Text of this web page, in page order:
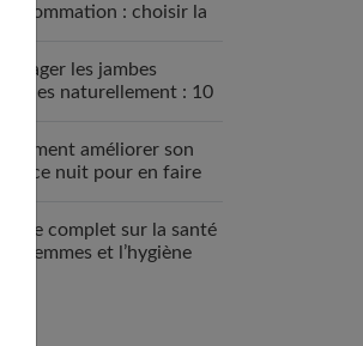
consommation : choisir la
Soulager les jambes
lourdes naturellement : 10
Comment améliorer son
espace nuit pour en faire
Guide complet sur la santé
des femmes et l’hygiène